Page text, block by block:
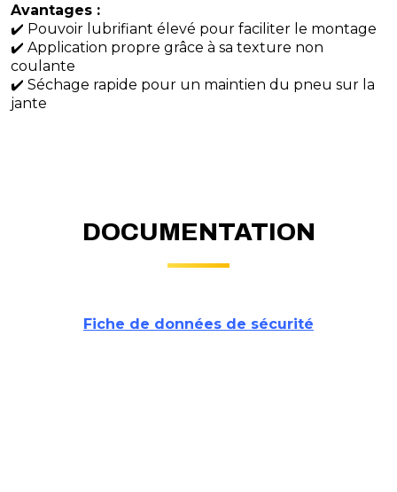
Avantages :
✔️ Pouvoir lubrifiant élevé pour faciliter le montage
✔️ Application propre grâce à sa texture non
coulante
✔️ Séchage rapide pour un maintien du pneu sur la
jante
DOCUMENTATION
Fiche de données de sécurité